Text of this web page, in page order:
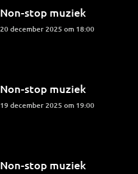
Non-stop muziek
20 december 2025 om 18:00
Non-stop muziek
19 december 2025 om 19:00
Non-stop muziek